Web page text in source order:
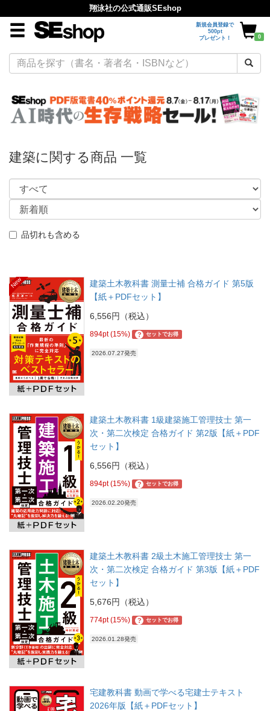
翔泳社の公式通販SEshop
新規会員登録で
500pt
プレゼント！
0
建築に関する商品 一覧
品切れも含める
New
建築土木教科書 測量士補 合格ガイド 第5版
【紙＋PDFセット】
6,556円（税込）
894pt (15%) ? セットでお得
2026.07.27発売
建築土木教科書 1級建築施工管理技士 第一
次・第二次検定 合格ガイド 第2版【紙＋PDF
セット】
6,556円（税込）
894pt (15%) ? セットでお得
2026.02.20発売
建築土木教科書 2級土木施工管理技士 第一
次・第二次検定 合格ガイド 第3版【紙＋PDF
セット】
5,676円（税込）
774pt (15%) ? セットでお得
2026.01.28発売
宅建教科書 動画で学べる宅建士テキスト
2026年版【紙＋PDFセット】